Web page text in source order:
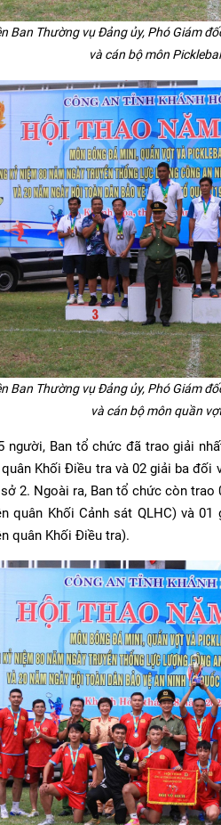
Ban Thường vụ Đảng ủy, Phó Giám
và cán bộ môn
Ban Thường vụ Đảng ủy, Phó Giám
và cán bộ môn quần
Ban tổ chức đã trao giải
Khối Điều tra và 02 giải ba
2. Ngoài ra, Ban tổ chức còn
quân Khối Cảnh sát QLHC) và
quân Khối Điều tra).